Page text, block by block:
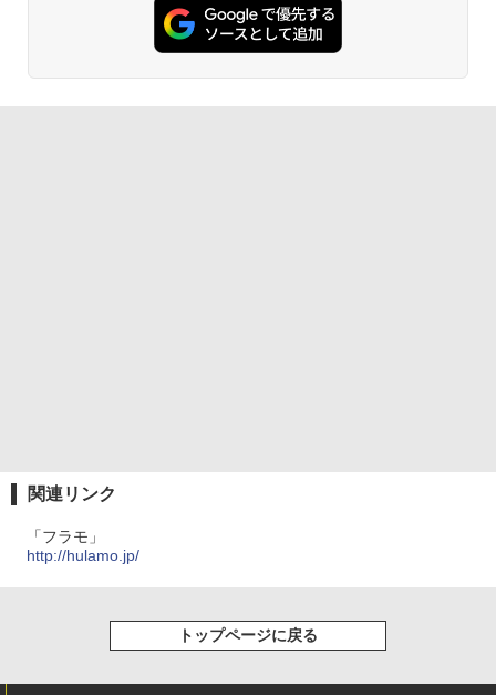
関連リンク
「フラモ」
http://hulamo.jp/
トップページに戻る